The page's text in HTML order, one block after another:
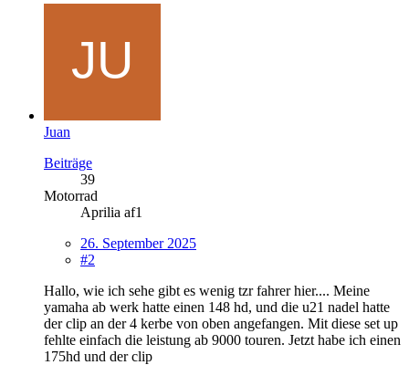
Juan
Beiträge
39
Motorrad
Aprilia af1
26. September 2025
#2
Hallo, wie ich sehe gibt es wenig tzr fahrer hier.... Meine
yamaha ab werk hatte einen 148 hd, und die u21 nadel hatte
der clip an der 4 kerbe von oben angefangen. Mit diese set up
fehlte einfach die leistung ab 9000 touren. Jetzt habe ich einen
175hd und der clip